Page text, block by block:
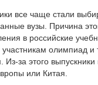
все чаще стали
вузы. Причина
в российские
участникам олимпиад и
Из-за этого
или Китая.